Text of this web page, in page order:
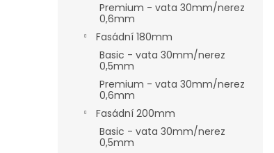
Premium - vata 30mm/nerez
0,6mm
Fasádní 180mm
Basic - vata 30mm/nerez
0,5mm
Premium - vata 30mm/nerez
0,6mm
Fasádní 200mm
Basic - vata 30mm/nerez
0,5mm